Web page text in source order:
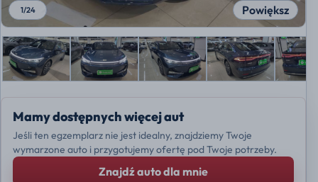
Powiększ
1/24
Mamy dostępnych więcej aut
Jeśli ten egzemplarz nie jest idealny, znajdziemy Twoje
wymarzone auto i przygotujemy ofertę pod Twoje potrzeby.
Znajdź auto dla mnie